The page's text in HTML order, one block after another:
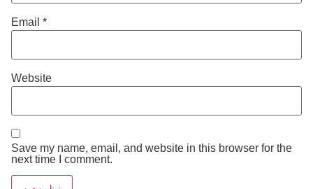
Email *
Website
Save my name, email, and website in this browser for the
next time I comment.